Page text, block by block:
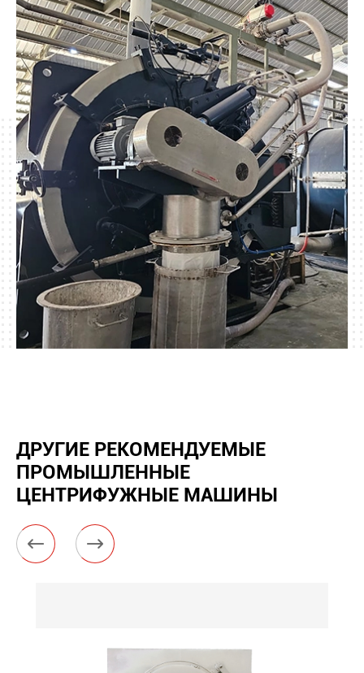
ДРУГИЕ РЕКОМЕНДУЕМЫЕ
ПРОМЫШЛЕННЫЕ
ЦЕНТРИФУЖНЫЕ МАШИНЫ
 